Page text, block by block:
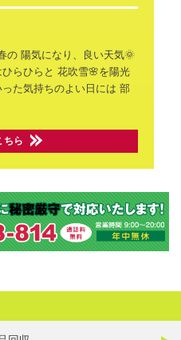
の陽気になり、良い天気🌞
らひらと 花吹雪🌸を陽光
った気持ちのよい日には 部
ちら